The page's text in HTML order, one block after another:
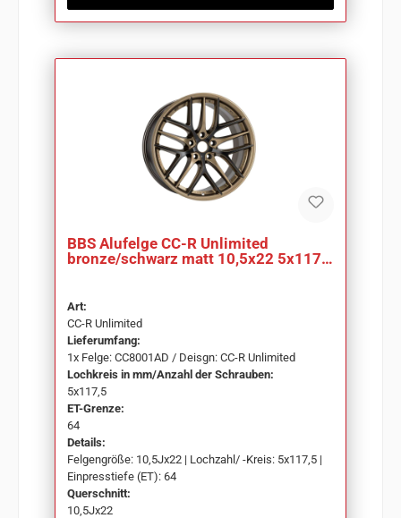
BBS Alufelge CC-R Unlimited
bronze/schwarz matt 10,5x22 5x117,5
Art:
CC-R Unlimited
Lieferumfang:
1x Felge: CC8001AD / Deisgn: CC-R Unlimited
Lochkreis in mm/Anzahl der Schrauben:
5x117,5
ET-Grenze:
64
Details:
Felgengröße: 10,5Jx22 | Lochzahl/ -Kreis: 5x117,5 |
Einpresstiefe (ET): 64
Querschnitt:
10,5Jx22